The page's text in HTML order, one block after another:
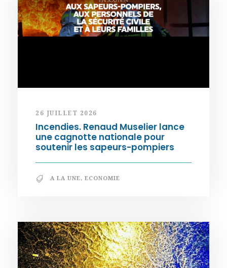
26 JUILLET 2026
Incendies. Renaud Muselier lance
une cagnotte nationale pour
soutenir les sapeurs-pompiers
A LA UNE, ECONOMIE